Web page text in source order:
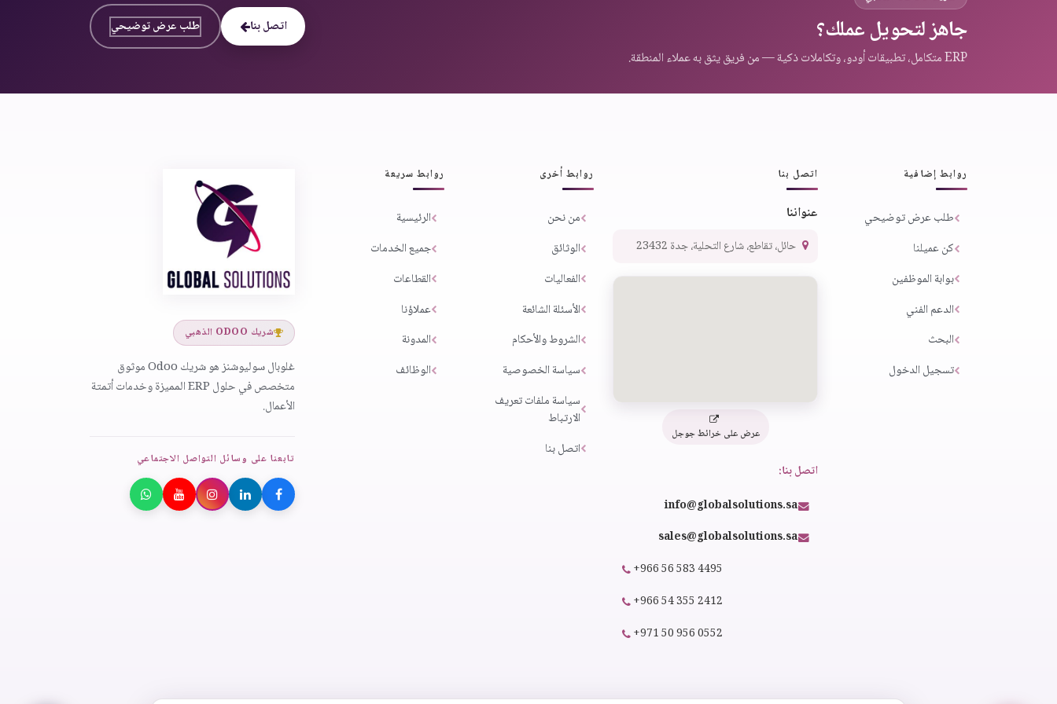
جاهز لتحويل عملك؟
ERP متكامل، تطبيقات أودو، وتكاملات ذكية — من فريق يثق به عملاء المنطقة.
اتصل بنا طلب عرض توضيحي
شريك ODOO الذهبي
غلوبال سوليوشنز هو شريك Odoo موثوق
متخصص في حلول ERP المميزة وخدمات أتمتة
الأعمال.
تابعنا على وسائل التواصل الاجتماعي
روابط سريعة
الرئيسية
جميع الخدمات
القطاعات
عملاؤنا
المدونة
الوظائف
روابط أخرى
من نحن
الوثائق
الفعاليات
الأسئلة الشائعة
الشروط والأحكام
سياسة الخصوصية
سياسة ملفات تعريف
الارتباط
اتصل بنا
اتصل بنا
عنواننا
حائل، تقاطع، شارع التحلية، جدة 23432
عرض على خرائط جوجل
اتصل بنا:
info@globalsolutions.sa
sales@globalsolutions.sa
+966 56 583 4495
+966 54 355 2412
+971 50 956 0552
روابط إضافية
طلب عرض توضيحي
كن عميلنا
بوابة الموظفين
الدعم الفني
البحث
تسجيل الدخول